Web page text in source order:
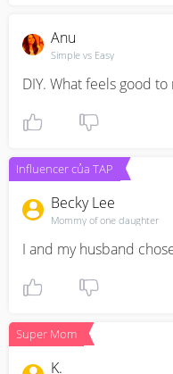
Anu
Simple vs Easy
DIY. What feels good
Influencer của TAP
Becky Lee
Mommy of one daughter
I and my husband
Super Mom
K.